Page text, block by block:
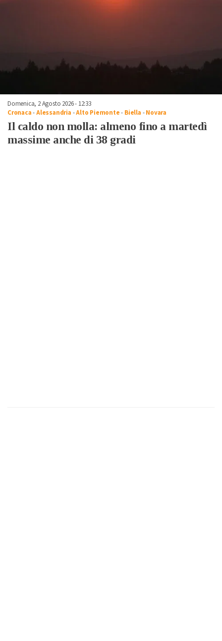
Domenica, 2 Agosto 2026 - 12:33
Cronaca-Alessandria -Alto Piemonte- Biella -Novara
Il caldo non molla: almeno fino a martedì
massime anche di 38 gradi